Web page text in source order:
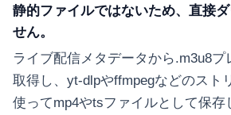
静的ファイルではないため、直接
せん。
ライブ配信メタデータから.m3u8プ
取得し、yt-dlpやffmpegなどのスト
使ってmp4やtsファイルとして保存